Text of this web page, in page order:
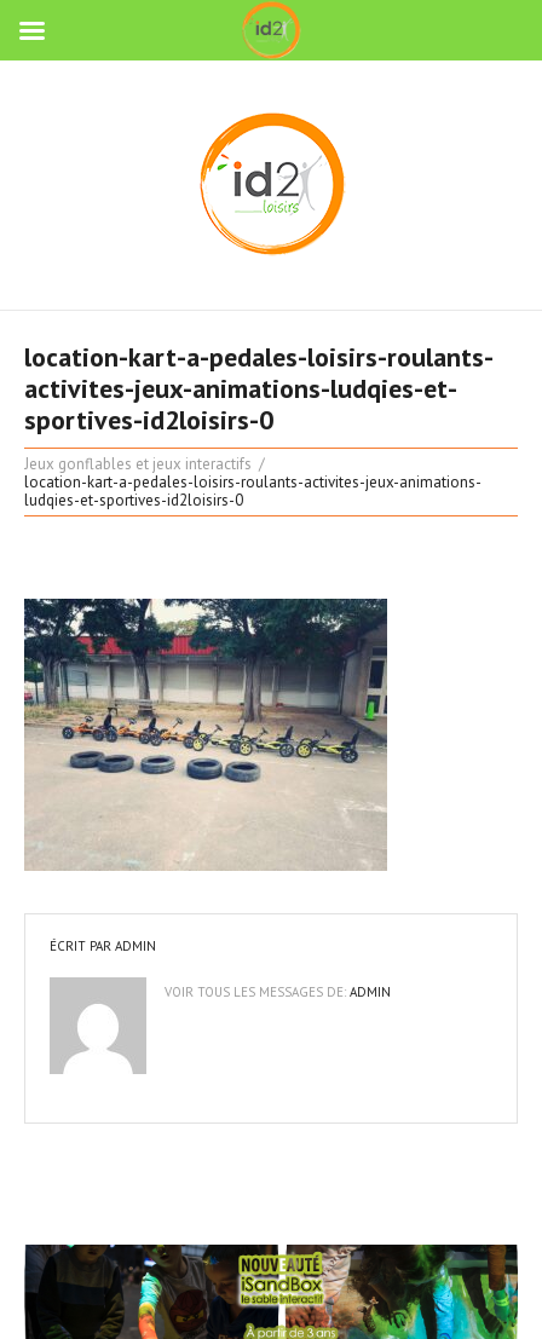
location-kart-a-pedales-loisirs-roulants-
activites-jeux-animations-ludqies-et-
sportives-id2loisirs-0
Jeux gonflables et jeux interactifs
location-kart-a-pedales-loisirs-roulants-activites-jeux-animations-
ludqies-et-sportives-id2loisirs-0
ÉCRIT PAR ADMIN
VOIR TOUS LES MESSAGES DE: ADMIN